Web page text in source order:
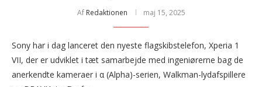
Af Redaktionen maj 15, 2025
Sony har i dag lanceret den nyeste flagskibstelefon, Xperia 1
VII, der er udviklet i tæt samarbejde med ingeniørerne bag de
anerkendte kameraer i α (Alpha)-serien, Walkman-lydafspillere